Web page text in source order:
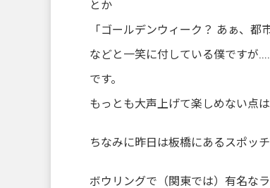
とか
「ゴールデンウィーク？ あぁ、都
などと一笑に付している僕ですが
です。
もっとも大声上げて楽しめない点
ちなみに昨日は板橋にあるスポッ
ボウリングで（関東では）有名な